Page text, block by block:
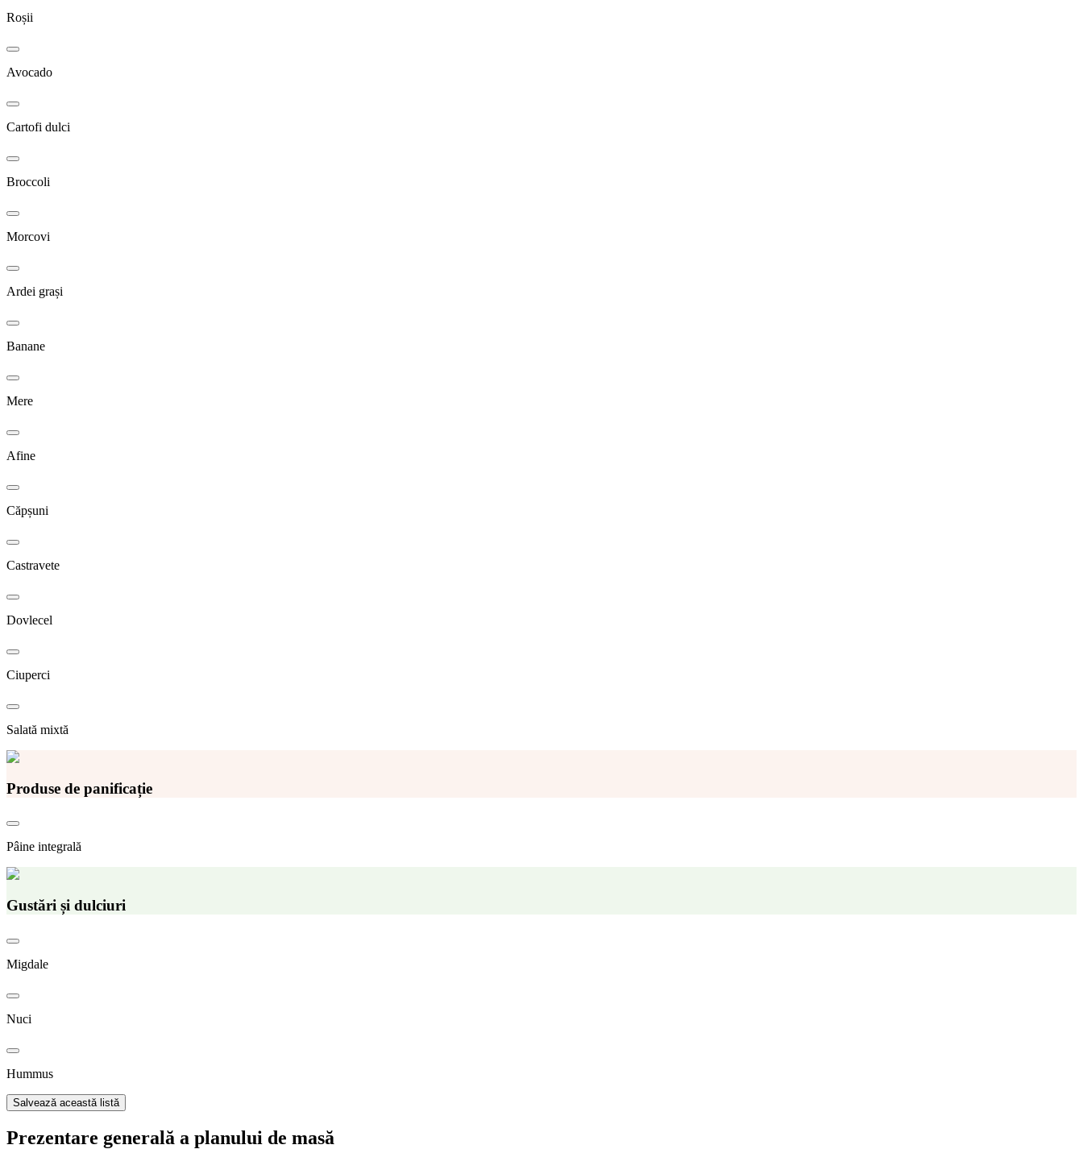
Roșii
Avocado
Cartofi dulci
Broccoli
Morcovi
Ardei grași
Banane
Mere
Afine
Căpșuni
Castravete
Dovlecel
Ciuperci
Salată mixtă
Produse de panificație
Pâine integrală
Gustări și dulciuri
Migdale
Nuci
Hummus
Salvează această listă
Prezentare generală a planului de masă